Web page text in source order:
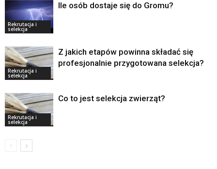
Rekrutacja i
selekcja
Ile osób dostaje się do Gromu?
Rekrutacja i
selekcja
Z jakich etapów powinna składać się
profesjonalnie przygotowana selekcja?
Rekrutacja i
selekcja
Co to jest selekcja zwierząt?